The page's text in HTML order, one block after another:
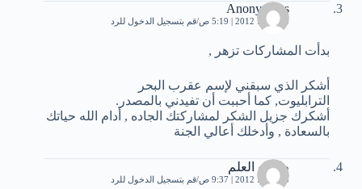
Anonymous
15 يونيو، 2012 | 5:19 ص قم بتسجيل الدخول للرد
بدأت المشاركات تزهر ,
أشكر الذي سبقني لإسم عقرب البحر
الترابليوت, كما أحببت أن تفيدني بالمصدر.
أشكرك جزيل الشكر لمشاركتك الجاده , أدام الله حياتك
بالسعادة , وأدخلك أعالي الجنة
طالب العلم
23 يونيو، 2012 | 9:37 ص قم بتسجيل الدخول للرد